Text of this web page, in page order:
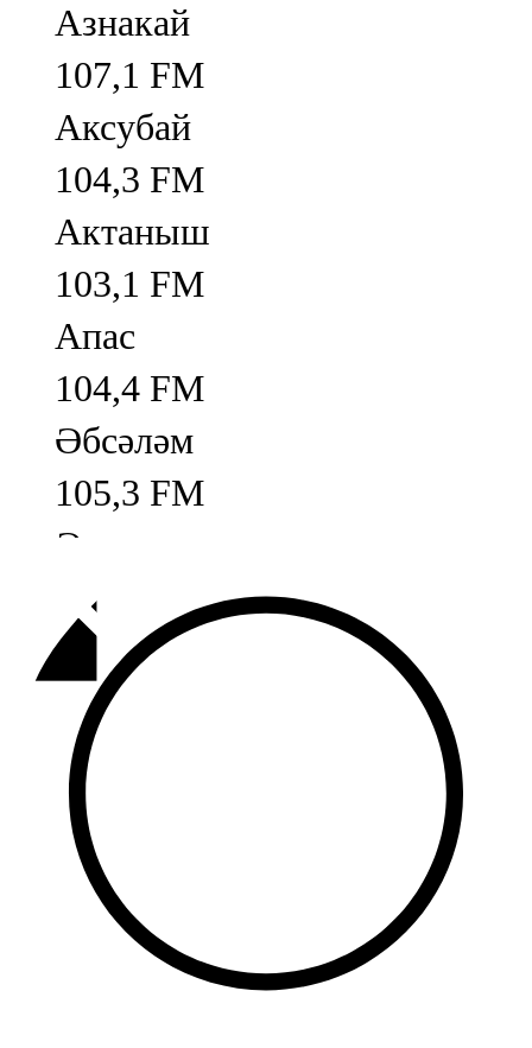
Азнакай
107,1 FM
Аксубай
104,3 FM
Актаныш
103,1 FM
Апас
104,4 FM
Әбсәләм
105,3 FM
Әлмәт
92,9 FM
Базарлы матак
107,1 FM
Балык бистәсе
104,9 FM
Баулы
107,5 FM
Биләр